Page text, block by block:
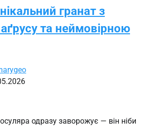
гранат з
та неймовірною
одразу заворожує — він ніби